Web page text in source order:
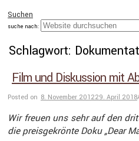
Suchen
suche nach:
Schlagwort:
Film und Diskussion mit
Posted on 8. November 201229. April 2018
Wir freuen uns sehr auf den
die preis­ge­krönte Doku „Dear